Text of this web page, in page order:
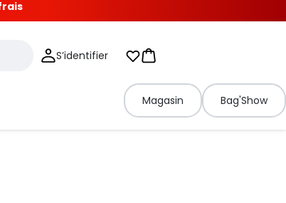
S’identifier Mes listes d'envies
Panier
Magasin Bag'Show